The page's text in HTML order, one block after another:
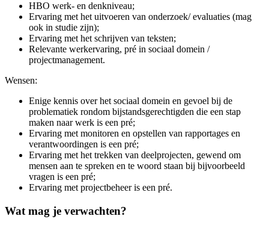
HBO werk- en denkniveau;
Ervaring met het uitvoeren van onderzoek/ evaluaties (mag
ook in studie zijn);
Ervaring met het schrijven van teksten;
Relevante werkervaring, pré in sociaal domein /
projectmanagement.
Wensen:
Enige kennis over het sociaal domein en gevoel bij de
problematiek rondom bijstandsgerechtigden die een stap
maken naar werk is een pré;
Ervaring met monitoren en opstellen van rapportages en
verantwoordingen is een pré;
Ervaring met het trekken van deelprojecten, gewend om
mensen aan te spreken en te woord staan bij bijvoorbeeld
vragen is een pré;
Ervaring met projectbeheer is een pré.
Wat mag je verwachten?